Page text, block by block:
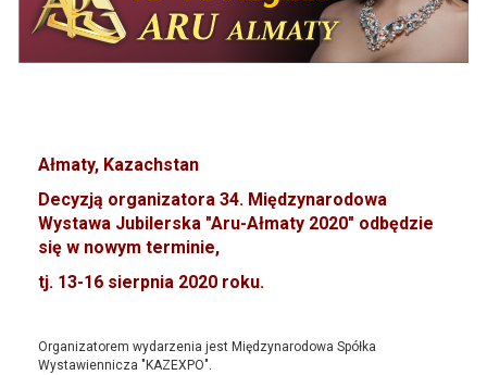
Ałmaty, Kazachstan
Decyzją organizatora 34. Międzynarodowa
Wystawa Jubilerska "Aru-Ałmaty 2020" odbędzie
się w nowym terminie,
tj. 13-16 sierpnia 2020 roku.
Organizatorem wydarzenia jest Międzynarodowa Spółka
Wystawiennicza "KAZEXPO".